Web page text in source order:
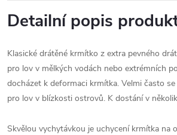
Detailní popis
Klasické drátěné krmítko z extra pevného
pro lov v mělkých vodách nebo extrémních
docházet k deformaci krmítka. Velmi často
pro lov v blízkosti ostrovů. K dostání v
Skvělou vychytávkou je uchycení krmítka na